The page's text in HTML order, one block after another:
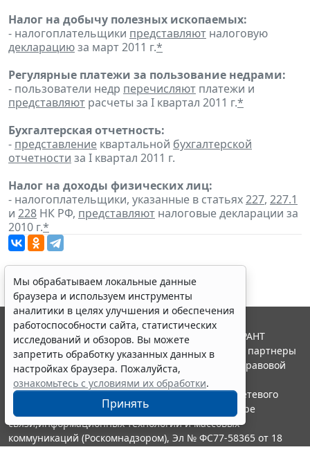
Налог на добычу полезных ископаемых:
- налогоплательщики представляют налоговую
декларациюза март 2011 г.*
Регулярные платежи за пользование недрами:
- пользователи недр перечисляют платежи и
представляют расчеты за I квартал 2011 г.*
Бухгалтерская отчетность:
- представление квартальной бухгалтерской
отчетности за I квартал 2011 г.
Налог на доходы физических лиц:
- налогоплательщики, указанные в статьях227, 227.1
и 228 НК РФ, представляют налоговые декларации за
2010 г.*
Мы обрабатываем локальные данные
браузера и используем инструменты
аналитики в целях улучшения и обеспечения
работоспособности сайта, статистических
исследований и обзоров. Вы можете
запретить обработку указанных данных в
настройках браузера. Пожалуйста,
ознакомьтесь с условиями их обработки.
Принять
© ООО "НПП "ГАРАНТ-СЕРВИС", 2026. Система ГАРАНТ
выпускается с 1990 года. Компания "Гарант" и ее партнеры
являются участниками Российской ассоциации правовой
информации ГАРАНТ.
Портал ГАРАНТ.РУ зарегистрирован в качестве сетевого
издания Федеральной службой по надзору в сфере
связи,информационных технологий и массовых
коммуникаций (Роскомнадзором), Эл № ФС77-58365 от 18